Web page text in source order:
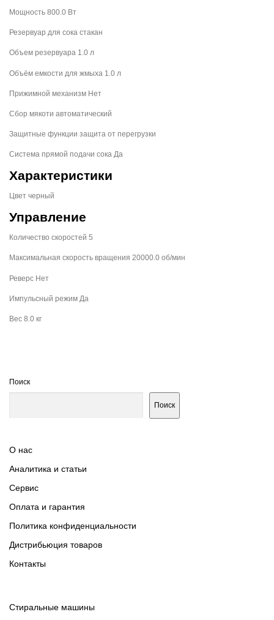
Мощность 800.0 Вт
Резервуар для сока стакан
Объем резервуара 1.0 л
Объём емкости для жмыха 1.0 л
Прижимной механизм Нет
Сбор мякоти автоматический
Защитные функции защита от перегрузки
Система прямой подачи сока Да
Характеристики
Цвет черный
Управление
Количество скоростей 5
Максимальная скорость вращения 20000.0 об/мин
Реверс Нет
Импульсный режим Да
Вес 8.0 кг
Поиск
Поиск
О нас
Аналитика и статьи
Сервис
Оплата и гарантия
Политика конфиденциальности
Дистрибьюция товаров
Контакты
Cтиральные машины